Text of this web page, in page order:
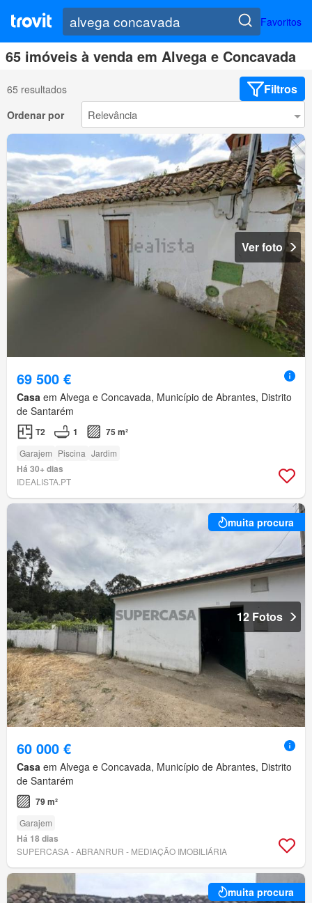
Favoritos
65 imóveis à venda em Alvega e Concavada
65 resultados Filtros
Ordenar por
Ver foto
69 500 €
Casa em Alvega e Concavada, Município de Abrantes, Distrito
de Santarém
T2 1 75 m²
Garajem Piscina Jardim
Há 30+ dias
IDEALISTA.PT
muita procura
12 Fotos
60 000 €
Casa em Alvega e Concavada, Município de Abrantes, Distrito
de Santarém
79 m²
Garajem
Há 18 dias
SUPERCASA - ABRANRUR - MEDIAÇÃO IMOBILIÁRIA
muita procura